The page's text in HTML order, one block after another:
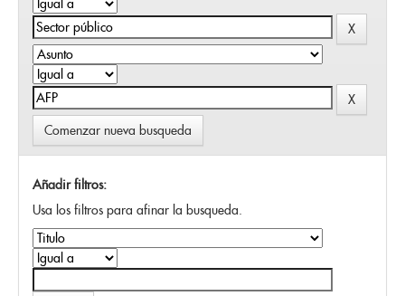
Comenzar nueva busqueda
Añadir filtros:
Usa los filtros para afinar la busqueda.